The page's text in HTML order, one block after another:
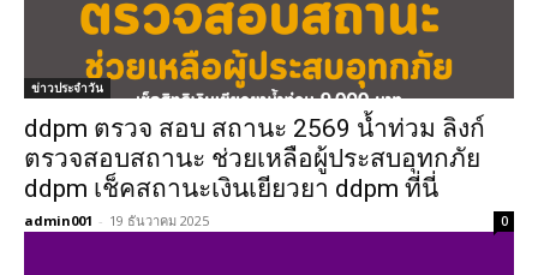
ข่าวประจำวัน
ddpm ตรวจ สอบ สถานะ 2569 น้ำท่วม ลิงก์
ตรวจสอบสถานะ ช่วยเหลือผู้ประสบอุทกภัย
ddpm เช็คสถานะเงินเยียวยา ddpm ที่นี่
admin001 - 19 ธันวาคม 2025 0